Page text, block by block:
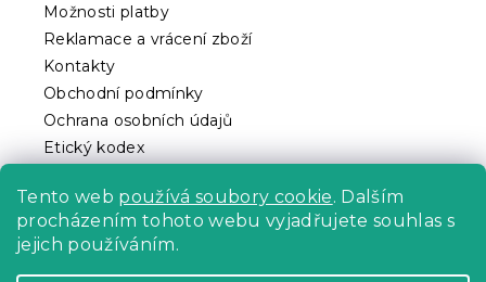
Tento web používá soubory cookie. Dalším
procházením tohoto webu vyjadřujete souhlas s
jejich používáním.
Možnosti platby
Reklamace a vrácení zboží
Kontakty
Obchodní podmínky
Ochrana osobních údajů
Etický kodex